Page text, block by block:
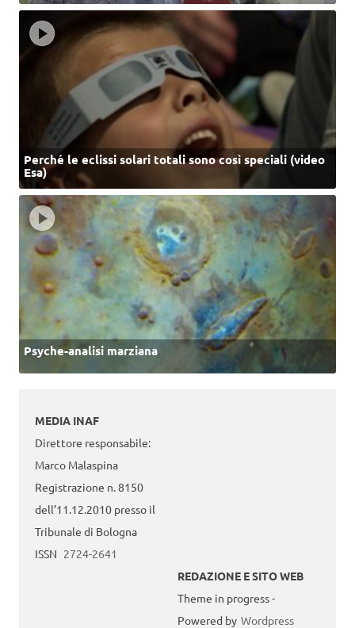
Perché le eclissi solari totali sono così speciali (video
Esa)
Psyche-analisi marziana
MEDIA INAF
Direttore responsabile:
Marco Malaspina
Registrazione n. 8150
dell’11.12.2010 presso il
Tribunale di Bologna
ISSN 2724-2641
REDAZIONE E SITO WEB
Theme in progress -
Powered by Wordpress